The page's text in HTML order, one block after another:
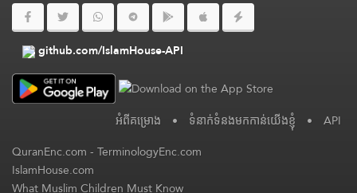
github.com/IslamHouse-API
អំពី​គម្រោង • ទំនាក់ទំនងមកកាន់យើងខ្ញុំ • API
QuranEnc.com-TerminologyEnc.com
IslamHouse.com
What Muslim Children Must Know